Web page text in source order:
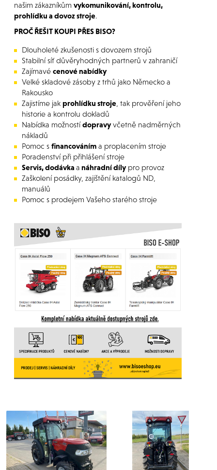
našim zákazníkům vykomunikování, kontrolu,
prohlídku a dovoz stroje.
PROČ ŘEŠIT KOUPI PŘES BISO?
Dlouholeté zkušenosti s dovozem strojů
Stabilní síť důvěryhodných partnerů v zahraničí
Zajímavé cenové nabídky
Velké skladové zásoby z trhů jako Německo a
Rakousko
Zajistíme jak prohlídku stroje, tak prověření jeho
historie a kontrolu dokladů
Nabídka možnostídopravyvčetně nadměrných
nákladů
Pomoc s financováníma proplacením stroje
Poradenství při přihlášení stroje
Servis, dodávka a náhradní dílypro provoz
Zaškolení posádky, zajištění katalogů ND,
manuálů
Pomoc s prodejem Vašeho starého stroje